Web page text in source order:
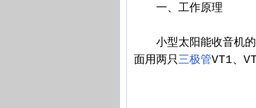
一、工作原理
小型太阳能收音机的
面用两只三极管VT1、